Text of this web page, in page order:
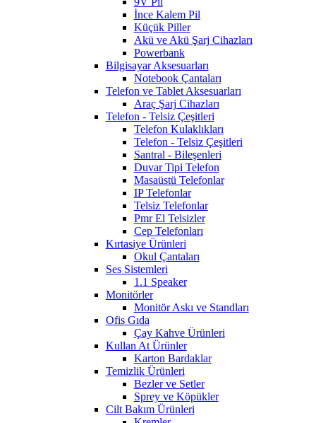
İnce Kalem Pil
Küçük Piller
Akü ve Akü Şarj Cihazları
Powerbank
Bilgisayar Aksesuarları
Notebook Çantaları
Telefon ve Tablet Aksesuarları
Araç Şarj Cihazları
Telefon - Telsiz Çeşitleri
Telefon Kulaklıkları
Telefon - Telsiz Çeşitleri
Santral - Bileşenleri
Duvar Tipi Telefon
Masaüstü Telefonlar
IP Telefonlar
Telsiz Telefonlar
Pmr El Telsizler
Cep Telefonları
Kırtasiye Ürünleri
Okul Çantaları
Ses Sistemleri
1.1 Speaker
Monitörler
Monitör Askı ve Standları
Ofis Gıda
Çay Kahve Ürünleri
Kullan At Ürünler
Karton Bardaklar
Temizlik Ürünleri
Bezler ve Setler
Sprey ve Köpükler
Cilt Bakım Ürünleri